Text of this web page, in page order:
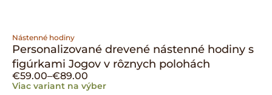
Nástenné hodiny
Personalizované drevené nástenné hodiny s
figúrkami Jogov v rôznych polohách
€59.00–€89.00
Viac variant na výber